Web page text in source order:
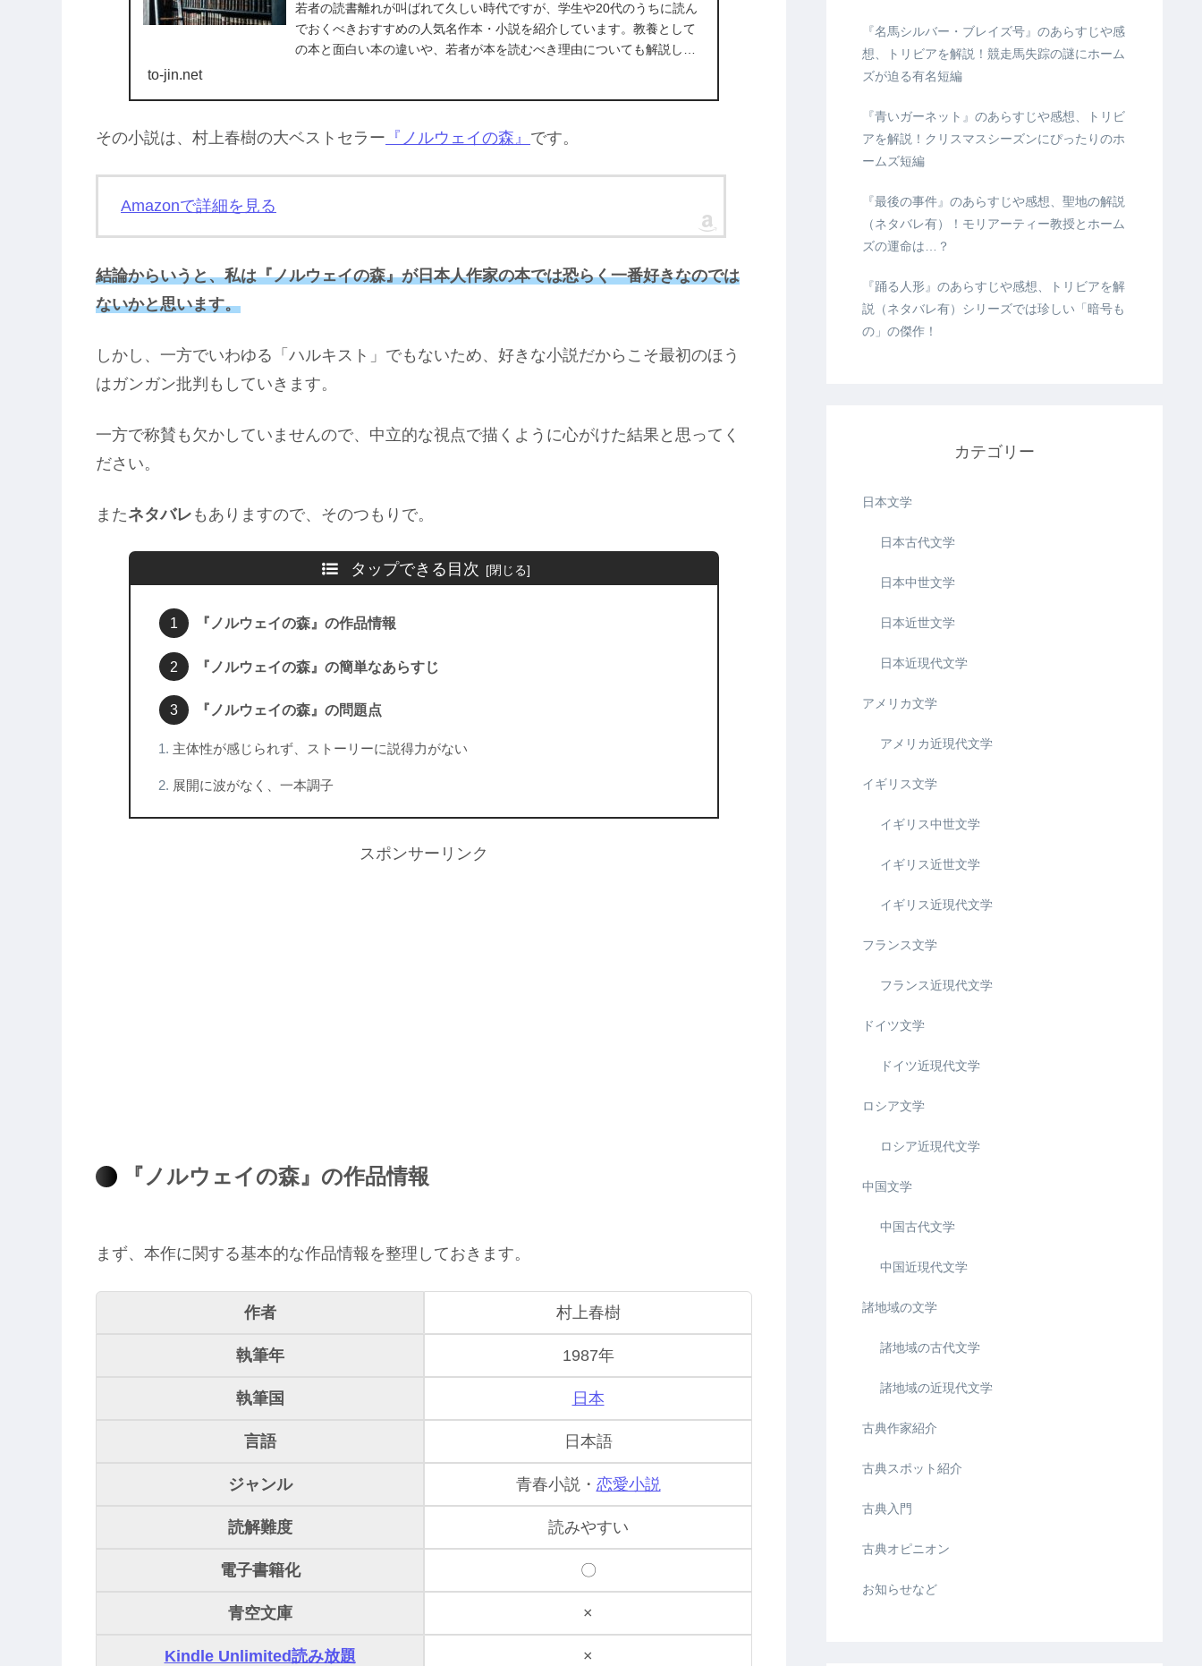
若者の読書離れが叫ばれて久しい時代ですが、学生や20代のうちに読ん
でおくべきおすすめの人気名作本・小説を紹介しています。教養として
の本と面白い本の違いや、若者が本を読むべき理由についても解説して
to-jin.net
その小説は、村上春樹の大ベストセラー 『ノルウェイの森』 です。
Amazonで詳細を見る
結論からいうと、私は『ノルウェイの森』が日本人作家の本では恐らく一番好きなのでは
ないかと思います。
しかし、一方でいわゆる「ハルキスト」でもないため、好きな小説だからこそ最初のほう
はガンガン批判もしていきます。
一方で称賛も欠かしていませんので、中立的な視点で描くように心がけた結果と思ってく
ださい。
またネタバレ もありますので、そのつもりで。
タップできる目次
『ノルウェイの森』の作品情報
『ノルウェイの森』の簡単なあらすじ
『ノルウェイの森』の問題点
主体性が感じられず、ストーリーに説得力がない
展開に波がなく、一本調子
スポンサーリンク
『ノルウェイの森』の作品情報
まず、本作に関する基本的な作品情報を整理しておきます。
作者 村上春樹
執筆年 1987年
執筆国 日本
言語 日本語
ジャンル 青春小説・ 恋愛小説
読解難度 読みやすい
電子書籍化 〇
青空文庫 ×
Kindle Unlimited読み放題 ×
『名馬シルバー・ブレイズ号』のあらすじや感
想、トリビアを解説！競走馬失踪の謎にホーム
ズが迫る有名短編
『青いガーネット』のあらすじや感想、トリビ
アを解説！クリスマスシーズンにぴったりのホ
ームズ短編
『最後の事件』のあらすじや感想、聖地の解説
（ネタバレ有）！モリアーティー教授とホーム
ズの運命は…？
『踊る人形』のあらすじや感想、トリビアを解
説（ネタバレ有）シリーズでは珍しい「暗号も
の」の傑作！
カテゴリー
日本文学
日本古代文学
日本中世文学
日本近世文学
日本近現代文学
アメリカ文学
アメリカ近現代文学
イギリス文学
イギリス中世文学
イギリス近世文学
イギリス近現代文学
フランス文学
フランス近現代文学
ドイツ文学
ドイツ近現代文学
ロシア文学
ロシア近現代文学
中国文学
中国古代文学
中国近現代文学
諸地域の文学
諸地域の古代文学
諸地域の近現代文学
古典作家紹介
古典スポット紹介
古典入門
古典オピニオン
お知らせなど